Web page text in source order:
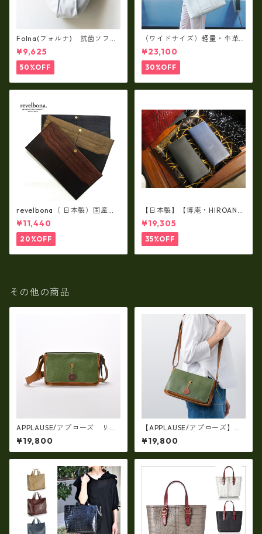
Folna(フォルナ) 抗菌ソフト
スムースレザー トートバッグ
¥9,625
50%OFF
（ワイドサイズ）軽量・牛革
製品・2WAYヌメ革トートバッ
グ（A3サイズ/日本製）(高収
納）ir-02G
¥23,100
30%OFF
revelbona（ 日本製）国産牛
革製・お札入れ ロングウォ
レット rl-001
¥11,440
20%OFF
【日本製】【博庵・HIROAN】
最高級牛革（ボーテッド）札
入れ・長財布 ha-21535
¥19,305
35%OFF
その他の商品
APPLAUSE/アプローズ リー
フコンビ・レザーバッグ 日
本製 37-5010
¥19,800
【APPLAUSE/アプローズ】レ
ザー コンビ リーフショルダ
ー（日本製）ap-5010
¥19,800